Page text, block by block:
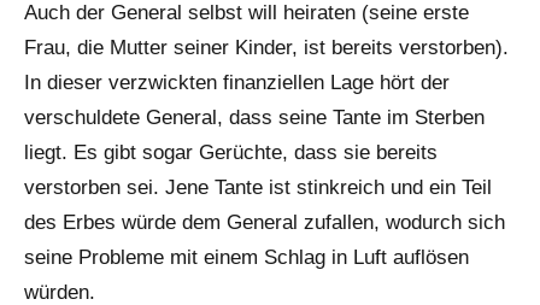
Auch der General selbst will heiraten (seine erste
Frau, die Mutter seiner Kinder, ist bereits verstorben).
In dieser verzwickten finanziellen Lage hört der
verschuldete General, dass seine Tante im Sterben
liegt. Es gibt sogar Gerüchte, dass sie bereits
verstorben sei. Jene Tante ist stinkreich und ein Teil
des Erbes würde dem General zufallen, wodurch sich
seine Probleme mit einem Schlag in Luft auflösen
würden.